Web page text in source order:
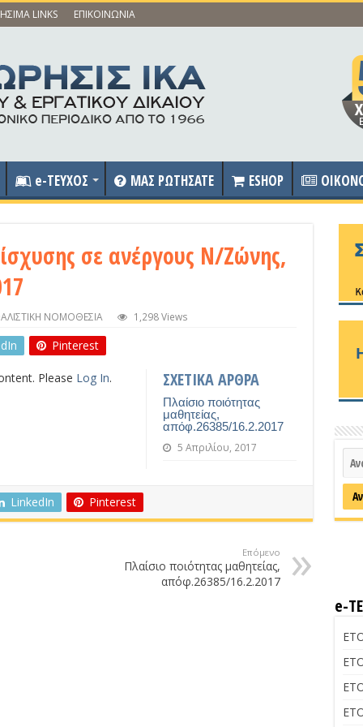
LINKS ΕΠΙΚΟΙΝΩΝΙΑ
e-ΤΕΥΧΟΣ ΜΑΣ ΡΩΤΗΣΑΤΕ ESHOP
σε ανέργους Ν/Ζώνης,
ΝΟΜΟΘΕΣΙΑ 1,298 Views
Pinterest
ΣΧΕΤΙΚΑ ΑΡΘΡΑ
Πλαίσιο ποιότητας
μαθητείας,
απόφ.26385/16.2.2017
5 Απριλίου, 2017
Please Log In.
LinkedIn Pinterest
Επόμενο
Πλαίσιο ποιότητας μαθητείας,
απόφ.26385/16.2.2017
e-